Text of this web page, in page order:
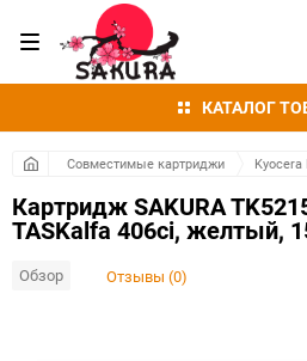
КАТАЛОГ
Совместимые картриджи
Картридж SAKURA
TASKalfa 406ci, желтый,
Обзор Отзывы (0)